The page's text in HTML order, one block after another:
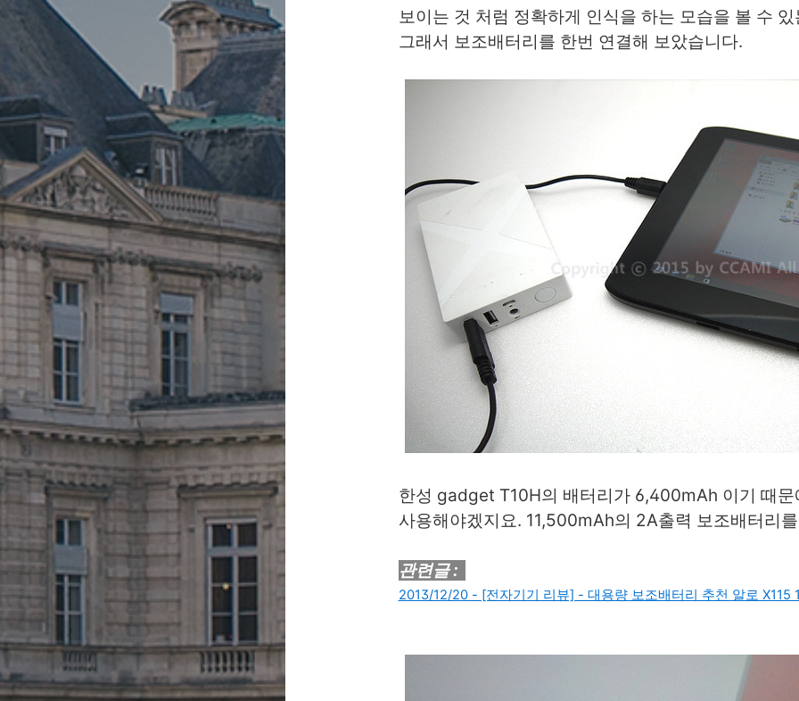
보이는 것 처럼 정확하게 인식을 하는 모습을 볼 수 있
그래서 보조배터리를 한번 연결해 보았습니다.
한성 gadget T10H의 배터리가 6,400mAh 이기 때
사용해야겠지요. 11,500mAh의 2A출력 보조배터리
관련글 :
2013/12/20 - [전자기기 리뷰] - 대용량 보조배터리 추천 알로 X115